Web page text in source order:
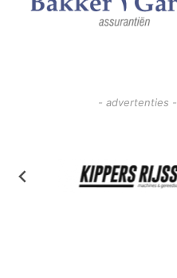
- advertenties -